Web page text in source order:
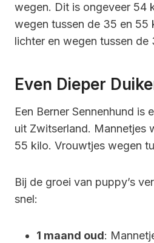
wegen. Dit is ongeveer 54
wegen tussen de 35 en 55
lichter en wegen tussen de
Even Dieper
Een Berner Sennenhund is
uit Zwitserland. Mannetjes
55 kilo. Vrouwtjes wegen
Bij de groei van puppy’s
snel:
1 maand oud: